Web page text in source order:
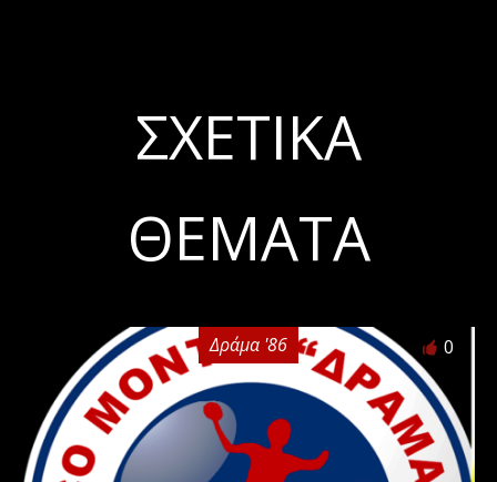
ΣΧΕΤΙΚΆ
ΘΈΜΑΤΑ
Δράμα '86 0